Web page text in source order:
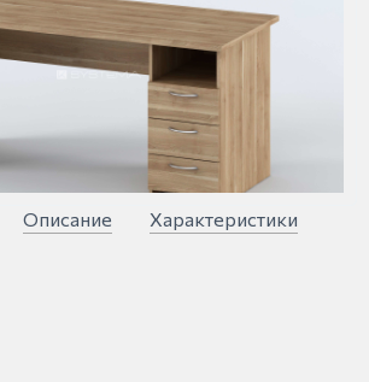
Описание Характеристики